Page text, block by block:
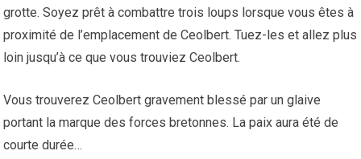
grotte. Soyez prêt à combattre trois loups lorsque vous êtes à
proximité de l’emplacement de Ceolbert. Tuez-les et allez plus
loin jusqu’à ce que vous trouviez Ceolbert.
Vous trouverez Ceolbert gravement blessé par un glaive
portant la marque des forces bretonnes. La paix aura été de
courte durée…